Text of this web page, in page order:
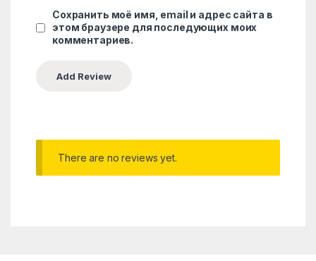
Сохранить моё имя, email и адрес сайта в
этом браузере для последующих моих
комментариев.
There are no reviews yet.